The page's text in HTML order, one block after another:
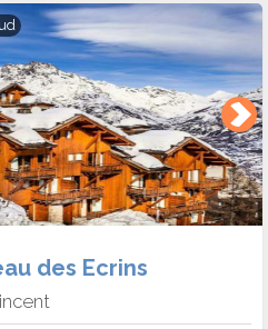
des Ecrins